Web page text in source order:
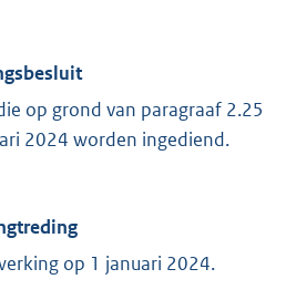
op grond van paragraaf 2.25
2024 worden ingediend.
op 1 januari 2024.